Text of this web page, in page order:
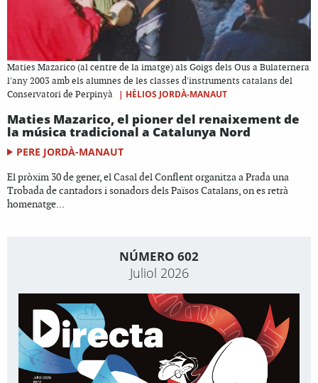
Maties Mazarico (al centre de la imatge) als Goigs dels Ous a Bulaternera
l'any 2003 amb els alumnes de les classes d'instruments catalans del
Conservatori de Perpinyà
| HÈLIOS JORDÀ-MANAUT
Maties Mazarico, el pioner del renaixement de
la música tradicional a Catalunya Nord
PERE JORDÀ-MANAUT
El pròxim 30 de gener, el Casal del Conflent organitza a Prada una
Trobada de cantadors i sonadors dels Països Catalans, on es retrà
homenatge...
NÚMERO 602
Juliol 2026